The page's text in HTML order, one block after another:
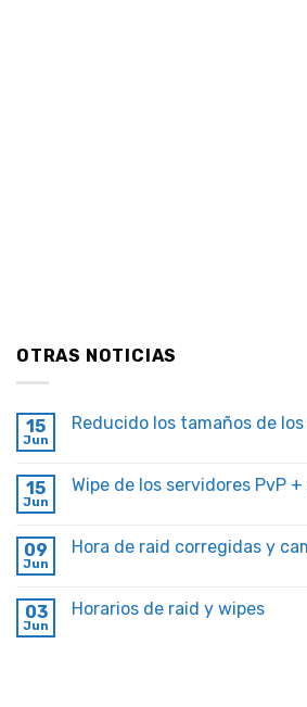
OTRAS NOTICIAS
15
Jun
Reducido los tamaños de
15
Jun
Wipe de los servidores PvP
09
Jun
Hora de raid corregidas y
03
Jun
Horarios de raid y wipes